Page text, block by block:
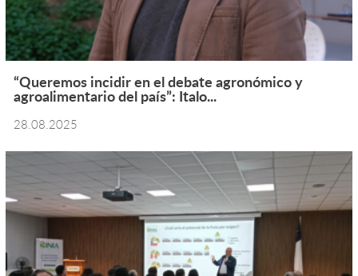
“Queremos incidir en el debate agronómico y
agroalimentario del país”: Italo...
28.08.2025